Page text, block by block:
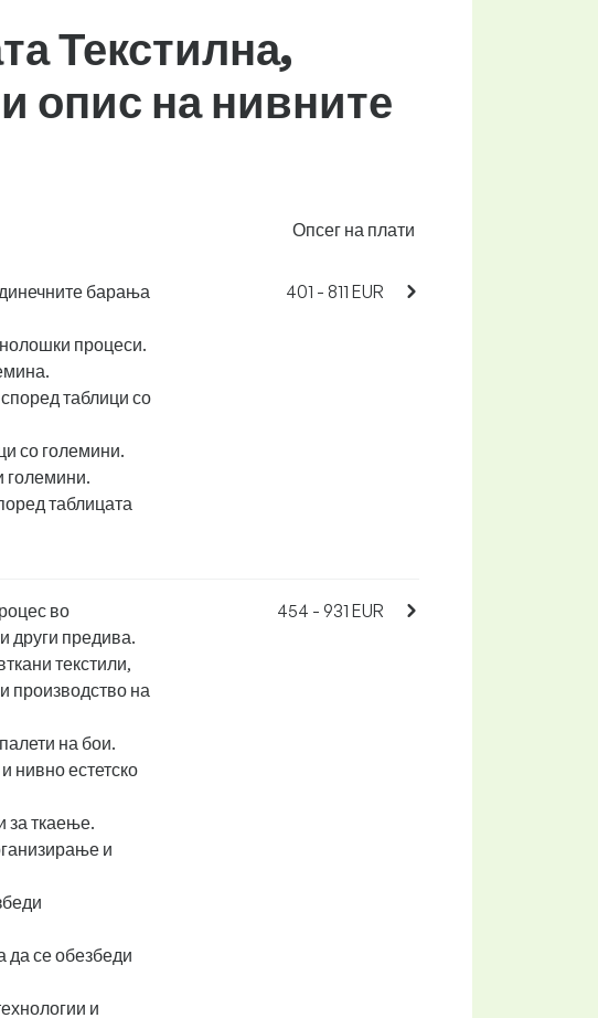
Текстилна,
опис на нивните
Опсег на плати
барања
процеси.
таблици со
со големини.
големини.
таблицата
401 - 811 EUR
во
други предива.
текстили,
производство на
на бои.
нивно естетско
за ткаење.
и
да се обезбеди
и
454 - 931 EUR